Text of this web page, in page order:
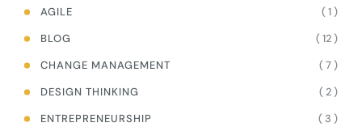
AGILE
( 1 )
BLOG
( 12 )
CHANGE MANAGEMENT
( 7 )
DESIGN THINKING
( 2 )
ENTREPRENEURSHIP
( 3 )